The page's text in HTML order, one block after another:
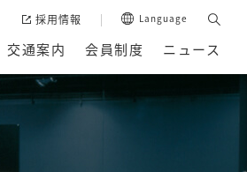
交通案内 会員制度 ニュース
採用情報 Language